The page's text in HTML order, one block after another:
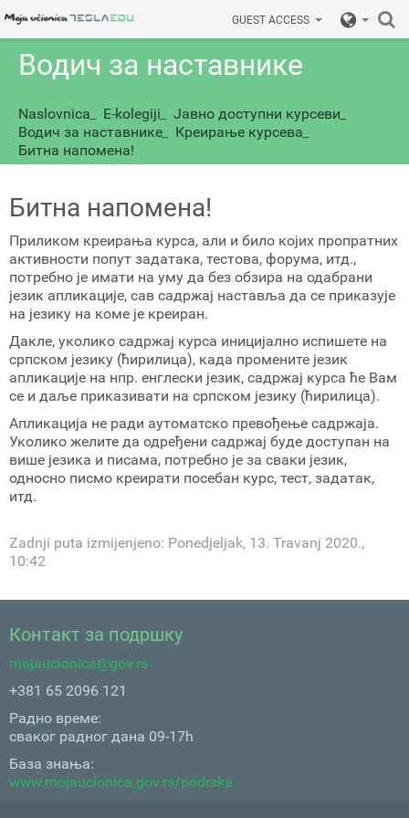
GUEST ACCESS
Водич за наставнике
Naslovnica E-kolegiji Јавно доступни курсеви
Водич за наставнике_ Креирање курсева
Битна напомена!
Битна напомена!
Приликом креирања курса, али и било којих пропратних
активности попут задатака, тестова, форума, итд.,
потребно је имати на уму да без обзира на одабрани
језик апликације, сав садржај наставља да се приказује
на језику на коме је креиран.
Дакле, уколико садржај курса иницијално испишете на
српском језику (ћирилица), када промените језик
апликације на нпр. енглески језик, садржај курса ће Вам
се и даље приказивати на српском језику (ћирилица).
Апликација не ради аутоматско превођење садржаја.
Уколико желите да одређени садржај буде доступан на
више језика и писама, потребно је за сваки језик,
односно писмо креирати посебан курс, тест, задатак,
итд.
Zadnji puta izmijenjeno: Ponedjeljak, 13. Travanj 2020.,
10:42
Контакт за подршку
mojaucionica@gov.rs
+381 65 2096 121
Радно време:
сваког радног дана 09-17h
База знања:
www.mojaucionica.gov.rs/podrska